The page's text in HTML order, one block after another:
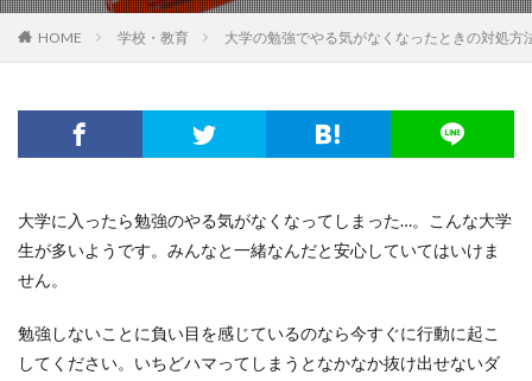
HOME 学校・教育 大学の勉強でやる気がなくなったときの対処方
大学に入ったら勉強のやる気がなくなってしまった…。こんな大学
生が多いようです。みんなと一緒なんだと安心していてはいけま
せん。
勉強しないことに負い目を感じているのなら今すぐに行動に起こ
してください。いちどハマってしまうとなかなか抜け出せないダ